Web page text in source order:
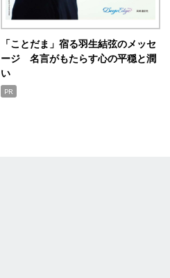
「ことだま」宿る羽生結弦のメッセ
ージ 名言がもたらす心の平穏と潤
い
PR